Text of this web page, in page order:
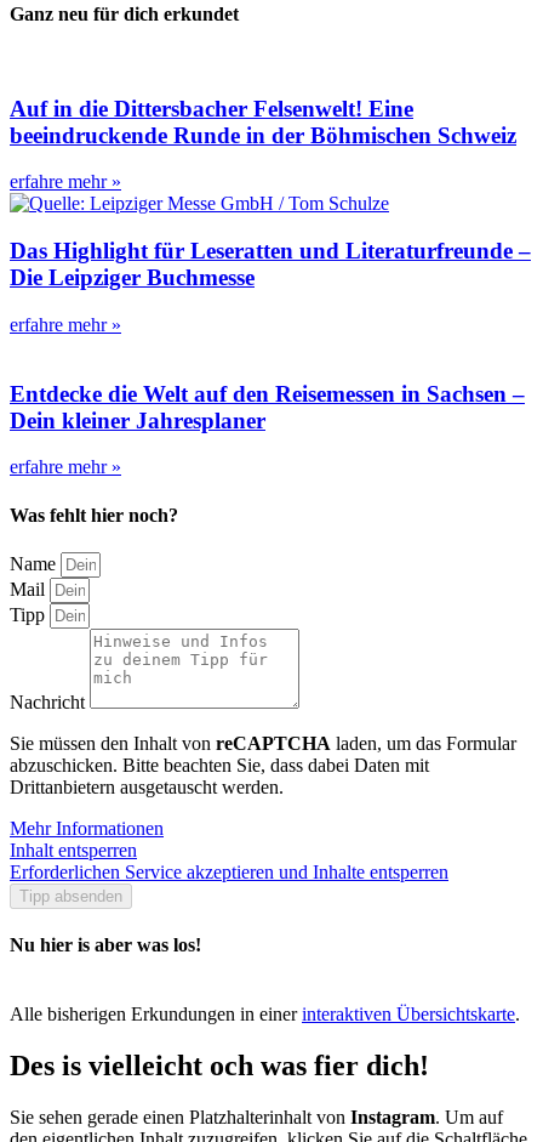
Ganz neu für dich erkundet
Auf in die Dittersbacher Felsenwelt! Eine
beeindruckende Runde in der Böhmischen Schweiz
erfahre mehr »
Das Highlight für Leseratten und Literaturfreunde –
Die Leipziger Buchmesse
erfahre mehr »
Entdecke die Welt auf den Reisemessen in Sachsen –
Dein kleiner Jahresplaner
erfahre mehr »
Was fehlt hier noch?
Name
Mail
Tipp
Nachricht
Sie müssen den Inhalt von reCAPTCHA laden, um das Formular
abzuschicken. Bitte beachten Sie, dass dabei Daten mit
Drittanbietern ausgetauscht werden.
Mehr Informationen
Inhalt entsperren
Erforderlichen Service akzeptieren und Inhalte entsperren
Tipp absenden
Nu hier is aber was los!
Alle bisherigen Erkundungen in einerinteraktiven Übersichtskarte.
Des is vielleicht och was fier dich!
Sie sehen gerade einen Platzhalterinhalt von Instagram. Um auf